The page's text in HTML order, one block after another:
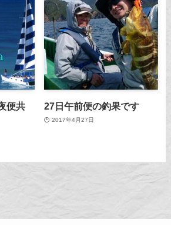
便共
27日午前便の釣果です
2017年4月27日